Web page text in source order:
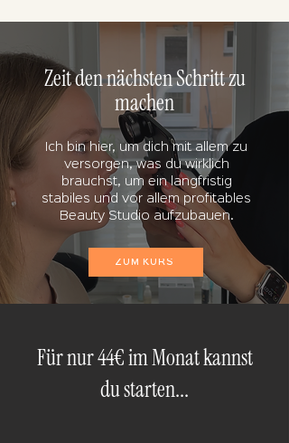
Zeit den nächsten Schritt zu
machen
Ich bin hier, um dich mit allem zu
versorgen, was du wirklich
brauchst, um ein langfristig
stabiles und vor allem profitables
Beauty Studio aufzubauen.
ZUM KURS
Für nur 44€ im Monat kannst
du starten...